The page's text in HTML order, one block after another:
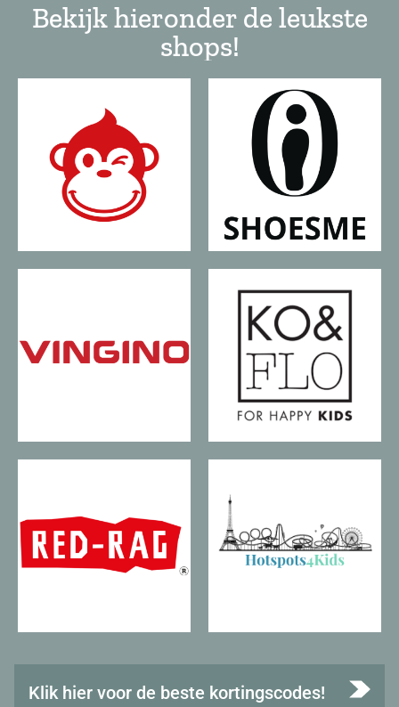
Bekijk hieronder de leukste
shops!
Klik hier voor de beste kortingscodes!